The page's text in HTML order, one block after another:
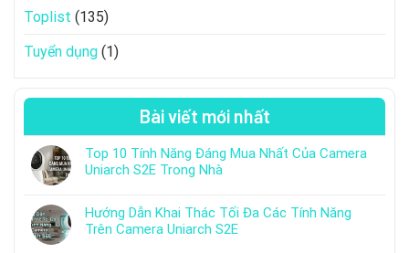
Toplist (135)
Tuyển dụng (1)
Bài viết mới nhất
Top 10 Tính Năng Đáng Mua Nhất Của Camera
Uniarch S2E Trong Nhà
Hướng Dẫn Khai Thác Tối Đa Các Tính Năng
Trên Camera Uniarch S2E